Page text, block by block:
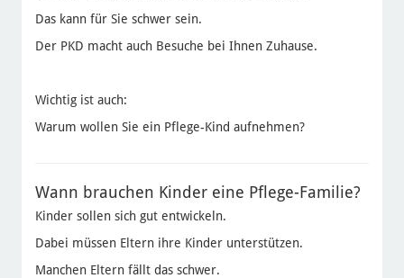
Das kann für Sie schwer sein.
Der PKD macht auch Besuche bei Ihnen Zuhause.
Wichtig ist auch:
Warum wollen Sie ein Pflege-Kind aufnehmen?
Wann brauchen Kinder eine Pflege-Familie?
Kinder sollen sich gut entwickeln.
Dabei müssen Eltern ihre Kinder unterstützen.
Manchen Eltern fällt das schwer.